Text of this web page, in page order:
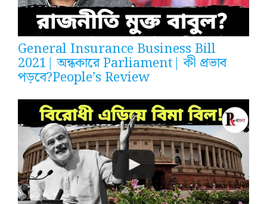
General Insurance Business Bill
2021| অন্ধকারে Parliament| কী প্রভাব
পড়বে?People’s Review